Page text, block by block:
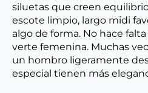
siluetas que creen
escote limpio, largo midi
algo de forma. No hace
verte femenina. Muchas
un hombro ligeramente
especial tienen más